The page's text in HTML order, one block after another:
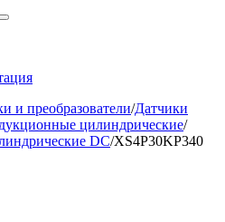
и преобразователи/Датчики
цилиндрические/
DC/XS4P30KP340